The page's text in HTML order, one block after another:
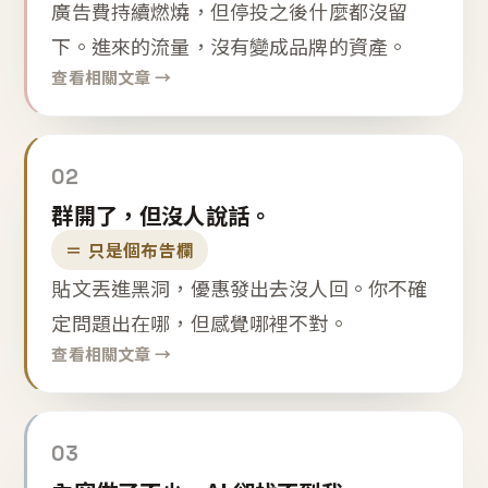
廣告費持續燃燒，但停投之後什麼都沒留
下。進來的流量，沒有變成品牌的資產。
查看相關文章 →
02
群開了，但沒人說話。
＝ 只是個布告欄
貼文丟進黑洞，優惠發出去沒人回。你不確
定問題出在哪，但感覺哪裡不對。
查看相關文章 →
03